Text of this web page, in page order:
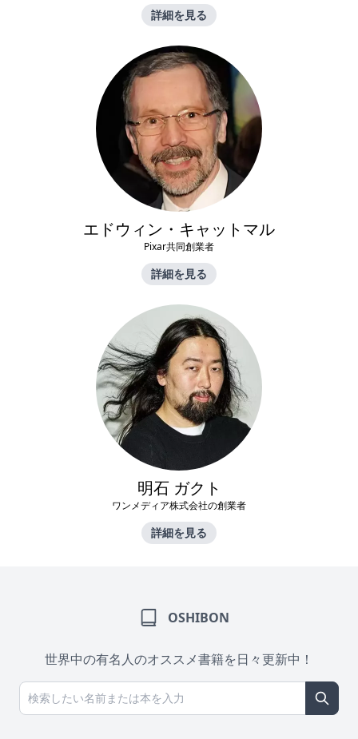
詳細を見る
エドウィン・キャットマル
Pixar共同創業者
詳細を見る
明石 ガクト
ワンメディア株式会社の創業者
詳細を見る
OSHIBON
世界中の有名人のオススメ書籍を日々更新中！